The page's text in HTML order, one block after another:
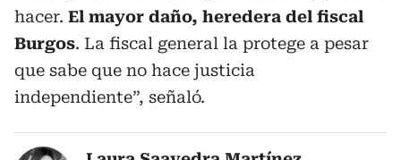
hacer. El mayor daño, heredera del fiscal
Burgos. La fiscal general la protege a pesar
que sabe que no hace justicia
independiente”, señaló.